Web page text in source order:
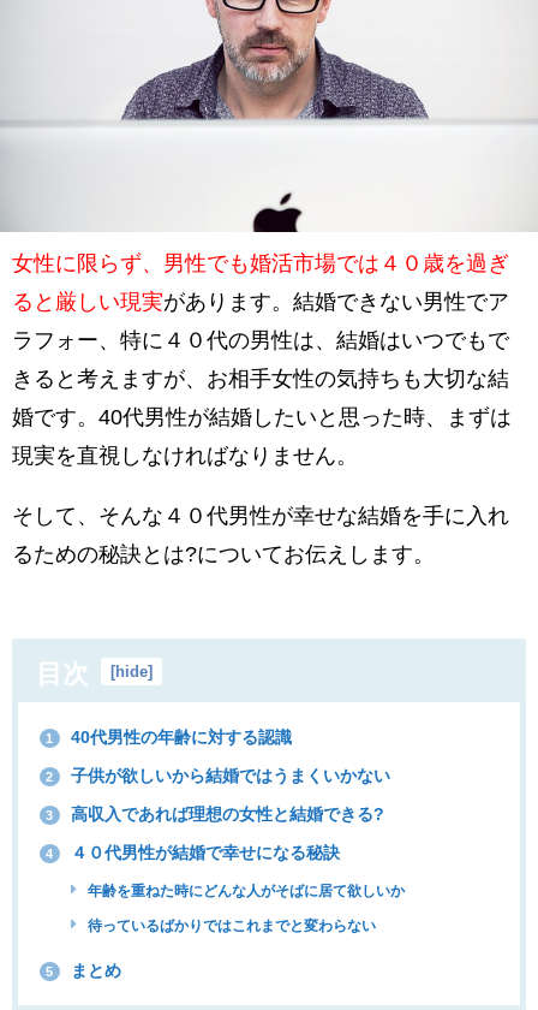
女性に限らず、男性でも婚活市場では４０歳を過ぎ
ると厳しい現実があります。結婚できない男性でア
ラフォー、特に４０代の男性は、結婚はいつでもで
きると考えますが、お相手女性の気持ちも大切な結
婚です。40代男性が結婚したいと思った時、まずは
現実を直視しなければなりません。
そして、そんな４０代男性が幸せな結婚を手に入れ
るための秘訣とは?についてお伝えします。
目次 [hide]
1 40代男性の年齢に対する認識
2 子供が欲しいから結婚ではうまくいかない
3 高収入であれば理想の女性と結婚できる?
4 ４０代男性が結婚で幸せになる秘訣
年齢を重ねた時にどんな人がそばに居て欲しいか
待っているばかりではこれまでと変わらない
5 まとめ